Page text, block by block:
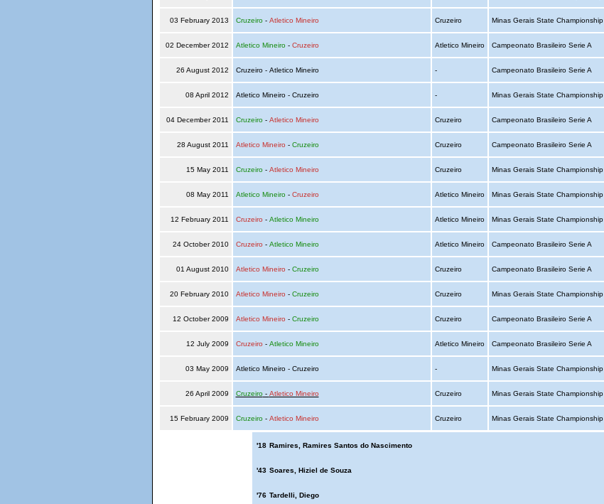
03 February 2013 Cruzeiro- Atletico Mineiro Cruzeiro Minas Gerais State Championship
02 December 2012 Atletico Mineiro- Cruzeiro Atletico Mineiro Campeonato Brasileiro Serie A
26 August 2012 Cruzeiro - Atletico Mineiro - Campeonato Brasileiro Serie A
08 April 2012 Atletico Mineiro - Cruzeiro - Minas Gerais State Championship
04 December 2011 Cruzeiro- Atletico Mineiro Cruzeiro Campeonato Brasileiro Serie A
28 August 2011 Atletico Mineiro - Cruzeiro Cruzeiro Campeonato Brasileiro Serie A
15 May 2011 Cruzeiro- Atletico Mineiro Cruzeiro Minas Gerais State Championship
08 May 2011 Atletico Mineiro- Cruzeiro Atletico Mineiro Minas Gerais State Championship
12 February 2011 Cruzeiro - Atletico Mineiro Atletico Mineiro Minas Gerais State Championship
24 October 2010 Cruzeiro - Atletico Mineiro Atletico Mineiro Campeonato Brasileiro Serie A
01 August 2010 Atletico Mineiro - Cruzeiro Cruzeiro Campeonato Brasileiro Serie A
20 February 2010 Atletico Mineiro - Cruzeiro Cruzeiro Minas Gerais State Championship
12 October 2009 Atletico Mineiro - Cruzeiro Cruzeiro Campeonato Brasileiro Serie A
12 July 2009 Cruzeiro - Atletico Mineiro Atletico Mineiro Campeonato Brasileiro Serie A
03 May 2009 Atletico Mineiro - Cruzeiro - Minas Gerais State Championship
26 April 2009 Cruzeiro- Atletico Mineiro Cruzeiro Minas Gerais State Championship
15 February 2009 Cruzeiro- Atletico Mineiro Cruzeiro Minas Gerais State Championship
'18 Ramires, Ramires Santos do Nascimento
'43 Soares, Hiziel de Souza
'76 Tardelli, Diego